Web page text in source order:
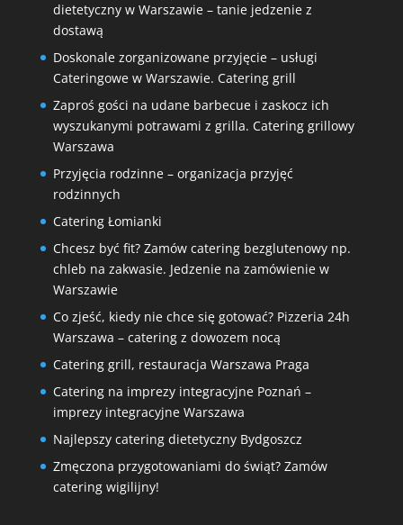
dietetyczny w Warszawie – tanie jedzenie z
dostawą
Doskonale zorganizowane przyjęcie – usługi
Cateringowe w Warszawie. Catering grill
Zaproś gości na udane barbecue i zaskocz ich
wyszukanymi potrawami z grilla. Catering grillowy
Warszawa
Przyjęcia rodzinne – organizacja przyjęć
rodzinnych
Catering Łomianki
Chcesz być fit? Zamów catering bezglutenowy np.
chleb na zakwasie. Jedzenie na zamówienie w
Warszawie
Co zjeść, kiedy nie chce się gotować? Pizzeria 24h
Warszawa – catering z dowozem nocą
Catering grill, restauracja Warszawa Praga
Catering na imprezy integracyjne Poznań –
imprezy integracyjne Warszawa
Najlepszy catering dietetyczny Bydgoszcz
Zmęczona przygotowaniami do świąt? Zamów
catering wigilijny!